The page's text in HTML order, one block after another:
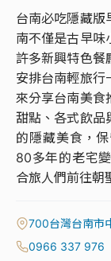
台南必吃隱藏版
南不僅是古早味
許多新興特色餐
安排台南輕旅行
來分享台南美食
甜點、各式飲品
的隱藏美食，
80多年的老宅
合旅人們前往朝
700台灣台南市
0966 337 976